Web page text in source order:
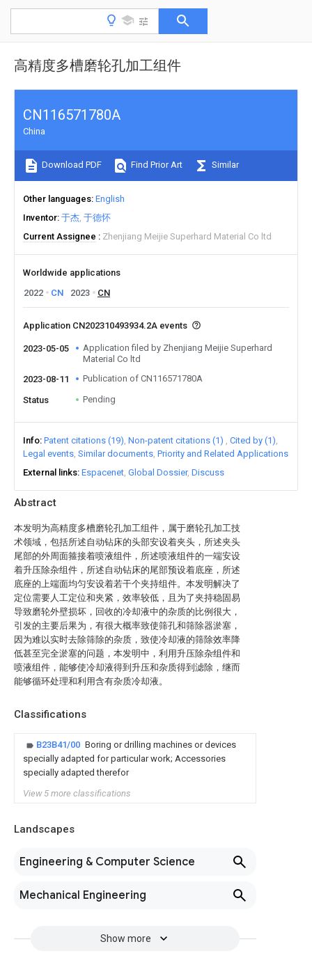
高精度多槽磨轮孔加工组件
Abstract
本发明为高精度多槽磨轮孔加工组件，属于磨轮孔加工技
术领域，包括所述自动钻床的头部安设着夹头，所述夹头
尾部的外周面箍接着喷液组件，所述喷液组件的一端安设
着升压除杂组件，所述自动钻床的尾部预设着底座，所述
底座的上端面均匀安设着若干个夹持组件。本发明解决了
定位需要人工定位和夹紧，效率较低，且为了夹持稳固易
导致磨轮外壁损坏，回收的冷却液中的杂质的比例很大，
引发的主要后果为，有很大概率致使筛孔和筛除器淤塞，
因为难以实时去除筛除的杂质，致使冷却液的筛除效率降
低甚至完全淤塞的问题，本发明中，利用升压除杂组件和
喷液组件，能够使冷却液得到升压和杂质得到滤除，继而
能够循环处理和利用含有杂质冷却液。
Classifications
B23B41/00 Boring or drilling machines or devices
specially adapted for particular work; Accessories
specially adapted therefor
View 5 more classifications
Landscapes
Engineering & Computer Science
Mechanical Engineering
Show more
CN116571780A
China
Download PDF Find Prior Art Similar
Other languages English
Inventor 于杰 于德怀
Current Assignee
Zhenjiang Meijie Superhard Material Co ltd
Worldwide applications
2022
CN 2023 CN
Application CN202310493934.2A events
2023-05-05
Application filed by Zhenjiang Meijie Superhard
Material Co ltd
2023-08-11
Publication of CN116571780A
Status Pending
Info Patent citations (19) Non-patent citations (1)
Cited by (1)
Legal events Similar documents Priority and Related Applications
External links Espacenet Global Dossier Discuss